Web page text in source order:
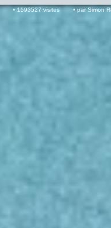
1593527 visites par Simon